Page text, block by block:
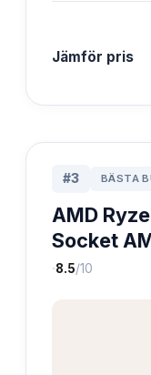
Jämför pris
#3 BÄSTA
AMD
Socket
·8.5/10